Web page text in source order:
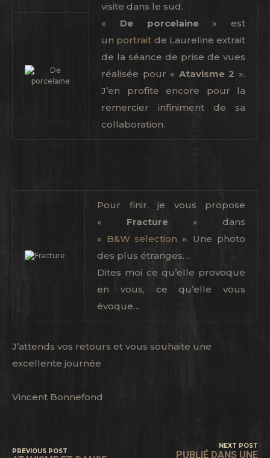
visite dans le sud.
« De porcelaine» est
un portrait de Laureline extrait
de la séance de prise de vues
réalisée pour « Atavisme 2 ».
J’en profite encore pour la
remercier infiniment de sa
collaboration.
Pour finir, je vous propose
« Fracture » dans
« B&W selection ». Une photo
des plus étranges…
Dites moi ce qu’elle provoque
en vous, ce qu’elle vous
évoque…
J’attends vos retours et vous souhaite une
excellente journée
Vincent Bonnefond
PREVIOUS POST
NEXT POST
PUBLIÉ DANS UNE